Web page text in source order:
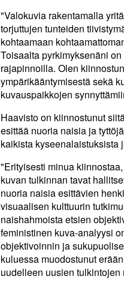
"Valokuvia rakentamalla
torjuttujen tunteiden
kohtaamaan
Toisaalta pyrkimyksenäni
rajapinnoilla. Olen
ympärikääntymisestä sekä
kuvauspaikkojen
Haavisto on kiinnostunut
esittää nuoria naisia ja
kaikista kyseenalaistuksista
"Erityisesti minua
kuvan tulkinnan tavat
nuoria naisia esittävien
visuaalisen kulttuurin
naishahmoista etsien
feministinen kuva-analyysi
objektivoinnin ja
kuluessa muodostunut
uudelleen uusien tulkintojen